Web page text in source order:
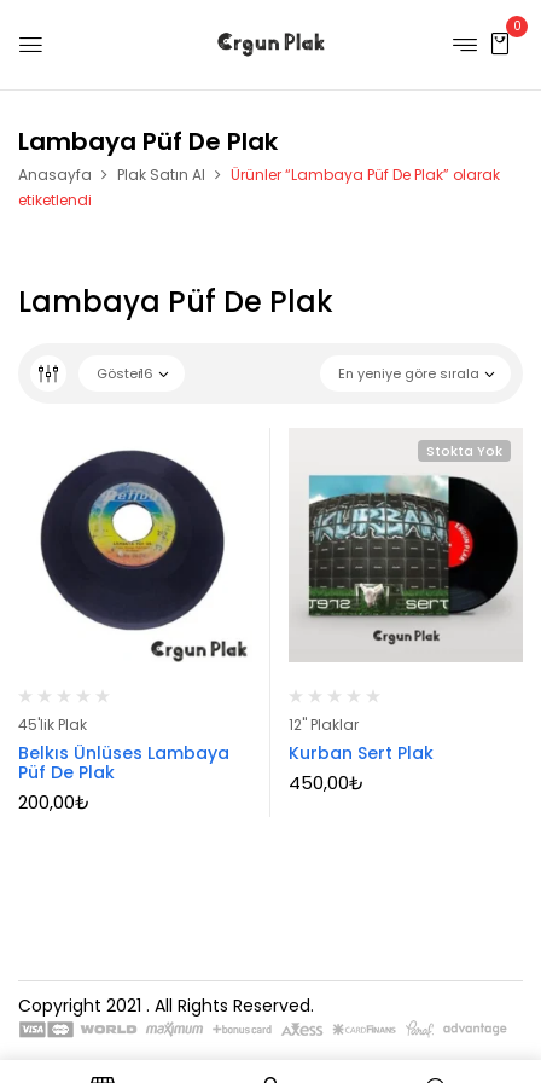
0
Lambaya Püf De Plak
Anasayfa Plak Satın Al
Ürünler “Lambaya Püf De Plak” olarak
etiketlendi
Lambaya Püf De Plak
En yeniye göre sırala
Göster16
45'lik Plak
Belkıs Ünlüses Lambaya
Püf De Plak
200,00₺
Stokta Yok
12" Plaklar
Kurban Sert Plak
450,00₺
Copyright 2021 . All Rights Reserved.